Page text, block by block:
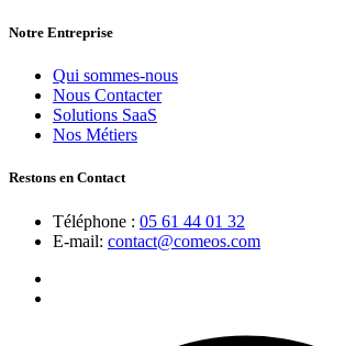
Notre Entreprise
Qui sommes-nous
Nous Contacter
Solutions SaaS
Nos Métiers
Restons en Contact
Téléphone : 05 61 44 01 32
E-mail: contact@comeos.com